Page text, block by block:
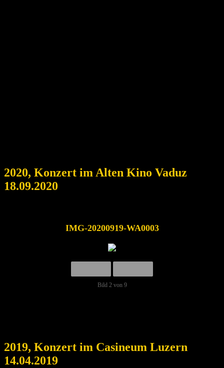
2020, Konzert im Alten Kino Vaduz
18.09.2020
IMG-20200919-WA0003
Bild 2 von 9
2019, Konzert im Casineum Luzern
14.04.2019